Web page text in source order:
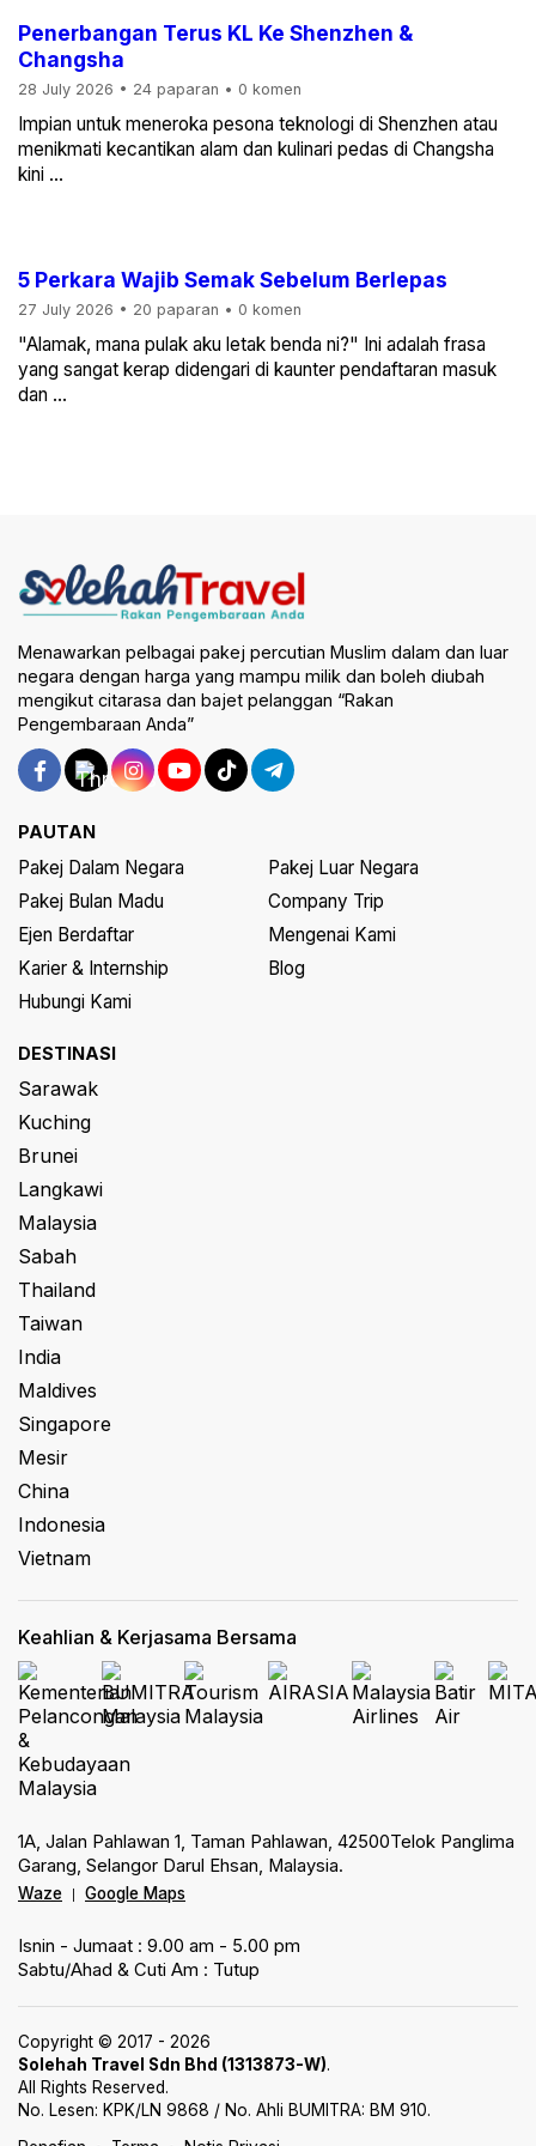
Penerbangan Terus KL Ke Shenzhen &
Changsha
28 July 2026 • 24 paparan • 0 komen
Impian untuk meneroka pesona teknologi di Shenzhen atau
menikmati kecantikan alam dan kulinari pedas di Changsha
kini ...
5 Perkara Wajib Semak Sebelum Berlepas
27 July 2026 • 20 paparan • 0 komen
"Alamak, mana pulak aku letak benda ni?" Ini adalah frasa
yang sangat kerap didengari di kaunter pendaftaran masuk
dan ...
Menawarkan pelbagai pakej percutian Muslim dalam dan luar
negara dengan harga yang mampu milik dan boleh diubah
mengikut citarasa dan bajet pelanggan “Rakan
Pengembaraan Anda”
PAUTAN
Pakej Dalam Negara
Pakej Luar Negara
Pakej Bulan Madu
Company Trip
Ejen Berdaftar
Mengenai Kami
Karier & Internship
Blog
Hubungi Kami
DESTINASI
Sarawak
Kuching
Brunei
Langkawi
Malaysia
Sabah
Thailand
Taiwan
India
Maldives
Singapore
Mesir
China
Indonesia
Vietnam
Keahlian & Kerjasama Bersama
1A, Jalan Pahlawan 1, Taman Pahlawan, 42500Telok Panglima
Garang, Selangor Darul Ehsan, Malaysia.
Waze Google Maps
Isnin - Jumaat : 9.00 am - 5.00 pm
Sabtu/Ahad & Cuti Am : Tutup
Copyright © 2017 - 2026
Solehah Travel Sdn Bhd (1313873-W).
All Rights Reserved.
No. Lesen: KPK/LN 9868 / No. Ahli BUMITRA: BM 910.